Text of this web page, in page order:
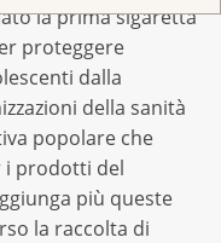
la prima sigaretta
proteggere
dalla
della sanità
popolare che
i prodotti del
più queste
la raccolta di